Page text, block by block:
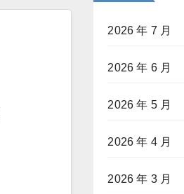
2026 年 7 月
2026 年 6 月
2026 年 5 月
2026 年 4 月
2026 年 3 月